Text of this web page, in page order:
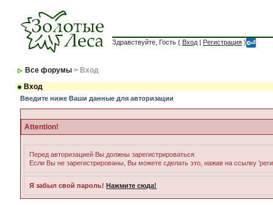
Здравствуйте, Гость ( Вход | Регистрация )
Все форумы > Вход
Вход
Введите ниже Ваши данные для авторизации
Attention!
Перед авторизацией Вы должны зарегистрироваться
Если Вы не зарегистрированы, Вы можете сделать это, нажав на ссылку
Я забыл свой пароль! Нажмите сюда!